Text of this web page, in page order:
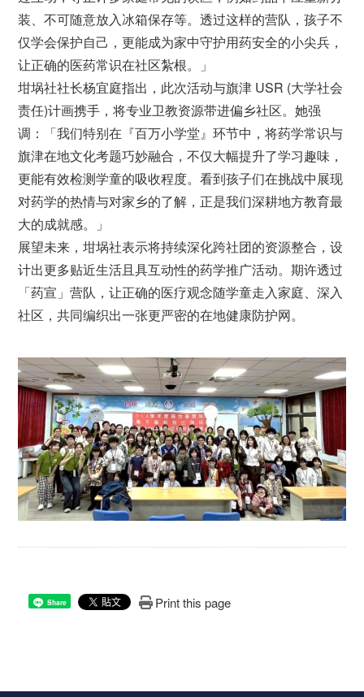
装、不可随意放入冰箱保存等。透过这样的营队，孩子不
仅学会保护自己，更能成为家中守护用药安全的小尖兵，
让正确的医药常识在社区紮根。」
坩埚社社长杨宜庭指出，此次活动与旗津 USR (大学社会
责任)计画携手，将专业卫教资源带进偏乡社区。她强
调：「我们特别在『百万小学堂』环节中，将药学常识与
旗津在地文化考题巧妙融合，不仅大幅提升了学习趣味，
更能有效检测学童的吸收程度。看到孩子们在挑战中展现
对药学的热情与对家乡的了解，正是我们深耕地方教育最
大的成就感。」
展望未来，坩埚社表示将持续深化跨社团的资源整合，设
计出更多贴近生活且具互动性的药学推广活动。期许透过
「药宣」营队，让正确的医疗观念随学童走入家庭、深入
社区，共同编织出一张更严密的在地健康防护网。
Share Print this page